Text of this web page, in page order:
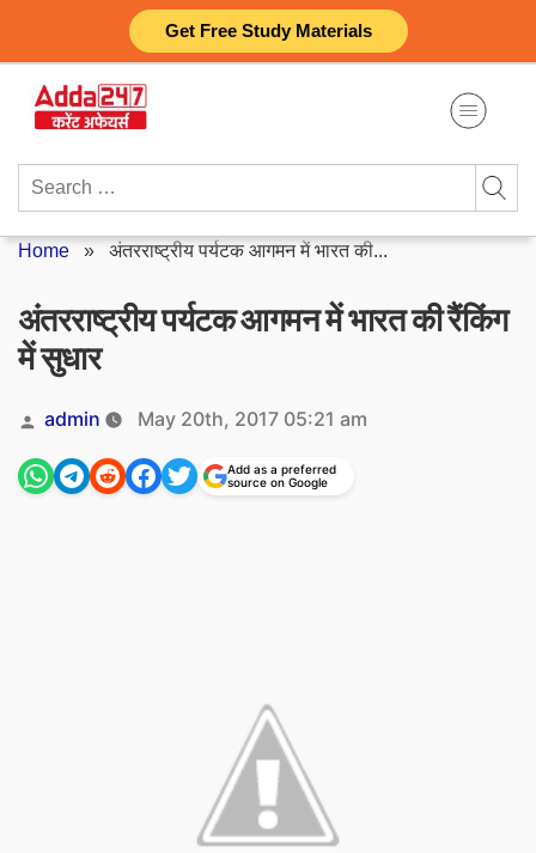
Get Free Study Materials
content
Search
Home » अंतरराष्ट्रीय पर्यटक आगमन में भारत की...
अंतरराष्ट्रीय पर्यटक आगमन में भारत की रैंकिंग
में सुधार
Posted
by
admin May 20th, 2017 05:21 am
Add as a preferred
source on Google